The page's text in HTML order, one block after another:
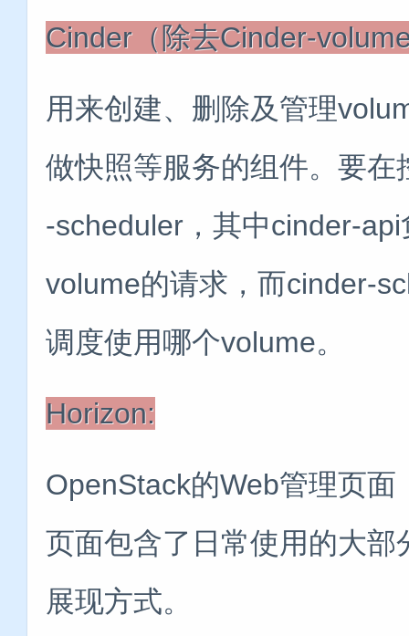
Cinder（除去Cinder-
用来创建、删除及管理
做快照等服务的组件。要
-scheduler，其中cinder-
volume的请求，而cinder-
调度使用哪个volume。
Horizon:
OpenStack的Web管理页
页面包含了日常使用的大
展现方式。